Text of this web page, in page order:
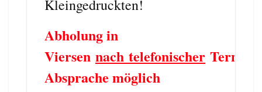
Kleingedruckten!
Abholung in
Viersen nach telefonischer Termin
Absprache möglich